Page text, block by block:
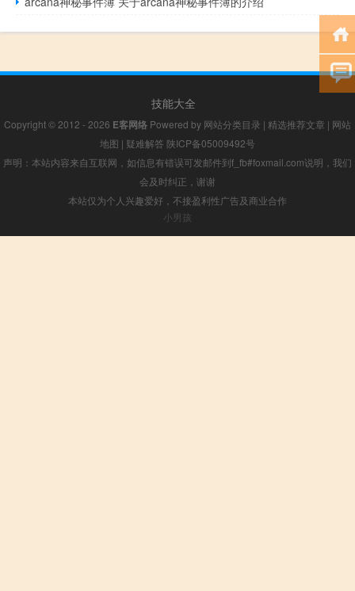
技能大全
Copyright © 2012 - 2026 E客网络 Powered by 网站分类目录 | 精选推荐文章 | 网站
地图 | 疑难解答 陕ICP备05009492号
声明：本站内容来自互联网，如信息有错误可发邮件到f_fb#foxmail.com说明，我们
会及时纠正，谢谢
本站仅为个人兴趣爱好，不接盈利性广告及商业合作
小男孩